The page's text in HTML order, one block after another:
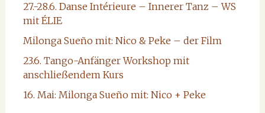
27.-28.6. Danse Intérieure – Innerer Tanz – WS
mit ÉLIE
Milonga Sueño mit: Nico & Peke – der Film
23.6. Tango-Anfänger Workshop mit
anschließendem Kurs
16. Mai: Milonga Sueño mit: Nico + Peke